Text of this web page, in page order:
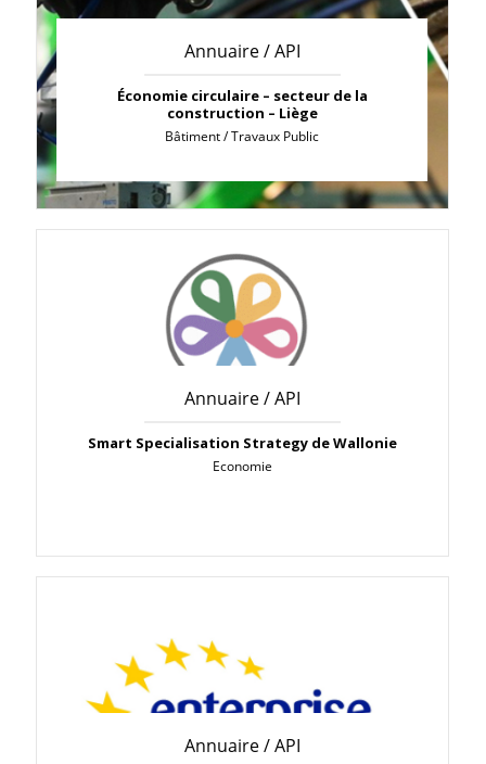
Annuaire / API
Économie circulaire – secteur de la
construction – Liège
Bâtiment / Travaux Public
Annuaire / API
Smart Specialisation Strategy de Wallonie
Economie
Annuaire / API